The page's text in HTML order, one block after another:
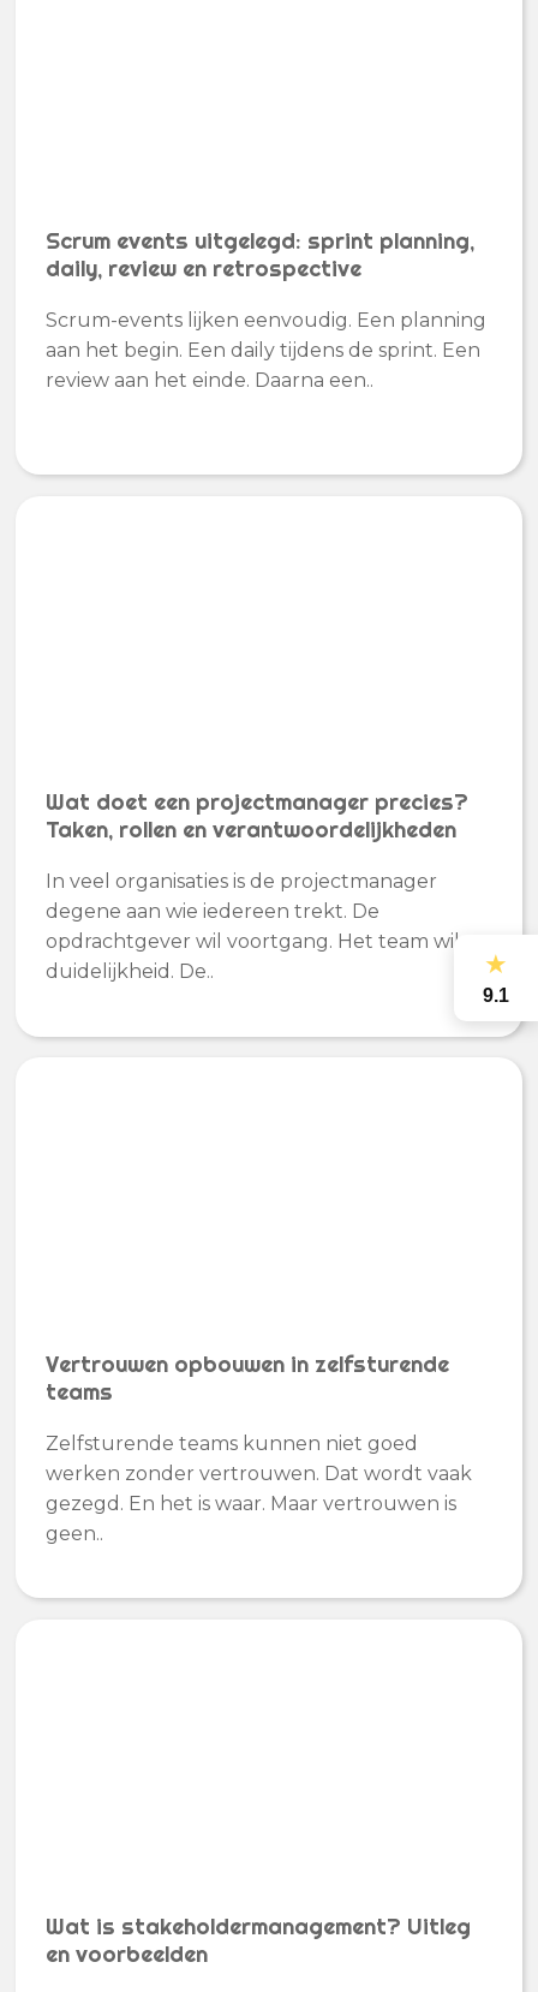
Scrum events uitgelegd: sprint planning,
daily, review en retrospective
Scrum-events lijken eenvoudig. Een planning
aan het begin. Een daily tijdens de sprint. Een
review aan het einde. Daarna een..
Wat doet een projectmanager precies?
Taken, rollen en verantwoordelijkheden
In veel organisaties is de projectmanager
degene aan wie iedereen trekt. De
opdrachtgever wil voortgang. Het team wil
duidelijkheid. De..
Vertrouwen opbouwen in zelfsturende
teams
Zelfsturende teams kunnen niet goed
werken zonder vertrouwen. Dat wordt vaak
gezegd. En het is waar. Maar vertrouwen is
geen..
Wat is stakeholdermanagement? Uitleg
en voorbeelden
★
9.1